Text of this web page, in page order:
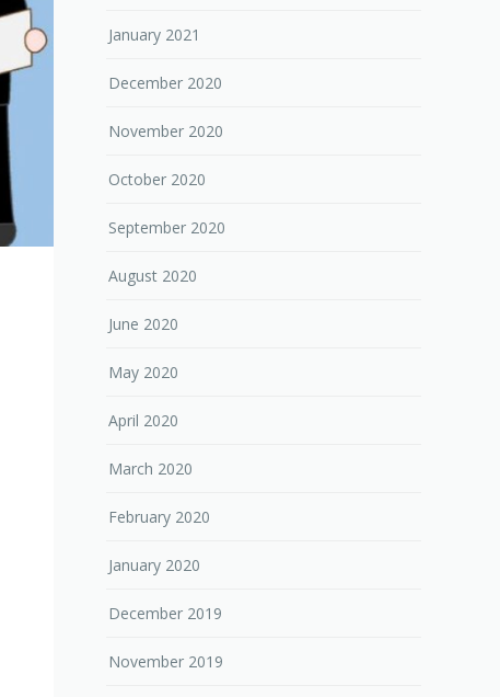
January 2021
December 2020
November 2020
October 2020
September 2020
August 2020
June 2020
May 2020
April 2020
March 2020
February 2020
January 2020
December 2019
November 2019